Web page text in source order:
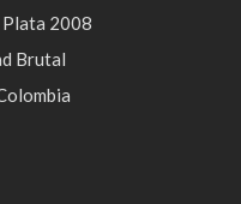
Plata 2008
Brutal